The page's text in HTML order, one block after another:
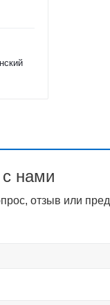
нами
отзыв или